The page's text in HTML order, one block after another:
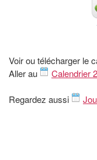
Voir ou télécharger le
Aller au
Calendrier
Regardez aussi